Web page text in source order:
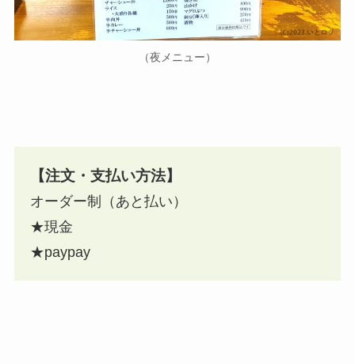
（夜メニュー）
【注文・支払い方法】
オーダー制（あと払い）
★現金
★paypay